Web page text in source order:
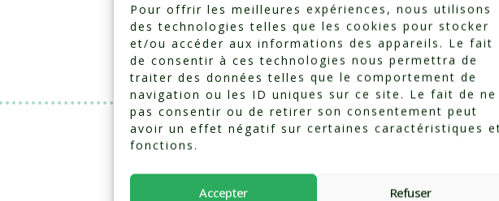
Pour offrir les meilleures expériences, nous utilisons
des technologies telles que les cookies pour stocker
et/ou accéder aux informations des appareils. Le fait
de consentir à ces technologies nous permettra de
traiter des données telles que le comportement de
navigation ou les ID uniques sur ce site. Le fait de ne
pas consentir ou de retirer son consentement peut
avoir un effet négatif sur certaines caractéristiques
fonctions.
Accepter Refuser
Categorized in:Testimonials